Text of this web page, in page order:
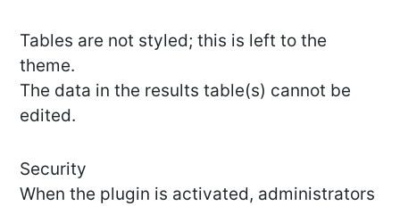
Tables are not styled; this is left to the
theme.
The data in the results table(s) cannot be
edited.
Security
When the plugin is activated, administrators